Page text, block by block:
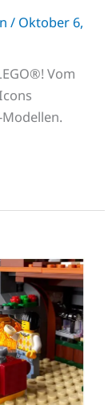
/ Oktober 6,
Vom